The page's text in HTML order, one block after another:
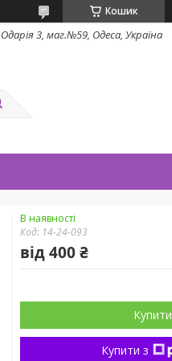
Кошик
3, маг.№59, Одеса, Україна
В наявності
Код: 14-24-093
від400 ₴
Купити
Купити з